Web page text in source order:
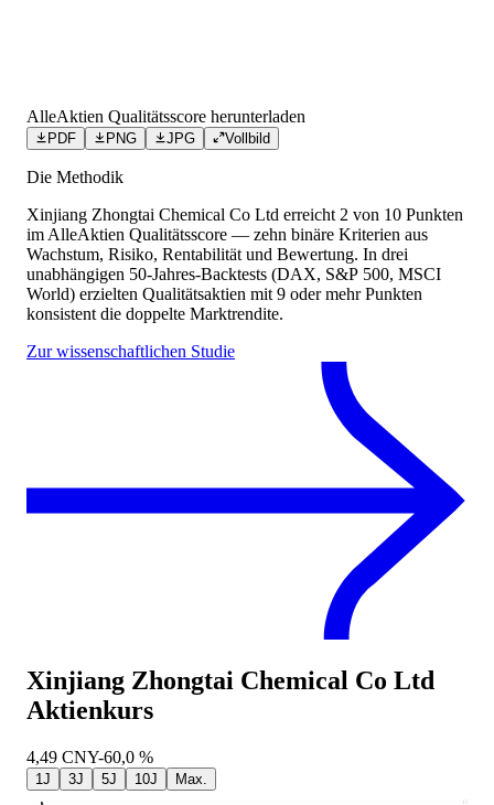
AlleAktien Qualitätsscore herunterladen
PDF PNG JPG Vollbild
Die Methodik
Xinjiang Zhongtai Chemical Co Ltd erreicht 2 von 10 Punkten
im AlleAktien Qualitätsscore — zehn binäre Kriterien aus
Wachstum, Risiko, Rentabilität und Bewertung. In drei
unabhängigen 50-Jahres-Backtests (DAX, S&P 500, MSCI
World) erzielten Qualitätsaktien mit 9 oder mehr Punkten
konsistent die doppelte Marktrendite.
Zur wissenschaftlichen Studie
Xinjiang Zhongtai Chemical Co Ltd
Aktienkurs
4,49 CNY-60,0 %
1J 3J 5J 10J Max.
17,58